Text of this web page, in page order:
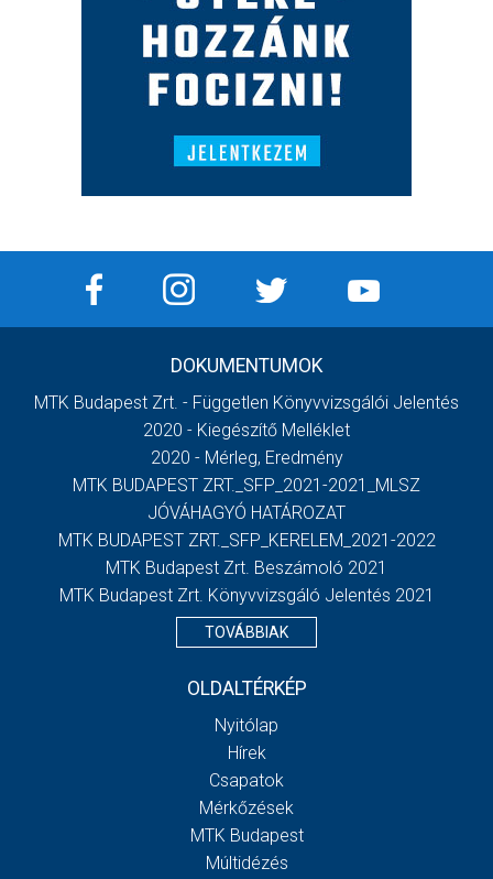
DOKUMENTUMOK
MTK Budapest Zrt. - Független Könyvvizsgálói Jelentés
2020 - Kiegészítő Melléklet
2020 - Mérleg, Eredmény
MTK BUDAPEST ZRT._SFP_2021-2021_MLSZ
JÓVÁHAGYÓ HATÁROZAT
MTK BUDAPEST ZRT._SFP_KERELEM_2021-2022
MTK Budapest Zrt. Beszámoló 2021
MTK Budapest Zrt. Könyvvizsgáló Jelentés 2021
TOVÁBBIAK
OLDALTÉRKÉP
Nyitólap
Hírek
Csapatok
Mérkőzések
MTK Budapest
Múltidézés